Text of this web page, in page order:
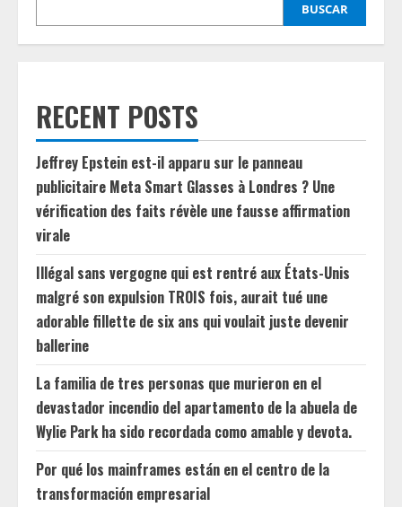
BUSCAR
RECENT POSTS
Jeffrey Epstein est-il apparu sur le panneau
publicitaire Meta Smart Glasses à Londres ? Une
vérification des faits révèle une fausse affirmation
virale
Illégal sans vergogne qui est rentré aux États-Unis
malgré son expulsion TROIS fois, aurait tué une
adorable fillette de six ans qui voulait juste devenir
ballerine
La familia de tres personas que murieron en el
devastador incendio del apartamento de la abuela de
Wylie Park ha sido recordada como amable y devota.
Por qué los mainframes están en el centro de la
transformación empresarial